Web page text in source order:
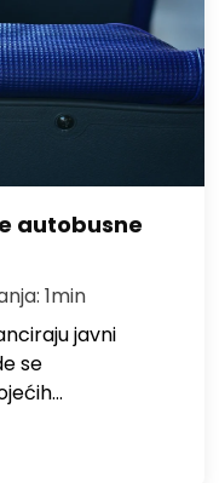
autobusne
1min
javni
se